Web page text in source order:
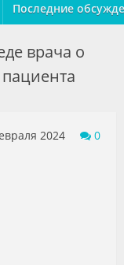
Последние
врача о
2024
0